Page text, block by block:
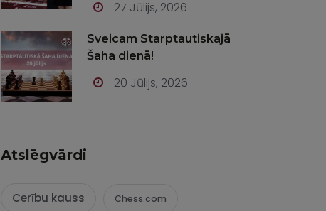
27 Jūlijs, 2026
Sveicam Starptautiskajā
Šaha dienā!
20 Jūlijs, 2026
Atslēgvārdi
Cerību kauss Chess.com